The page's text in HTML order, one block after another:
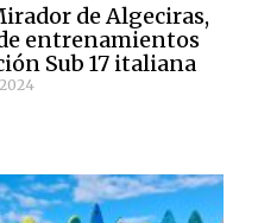
de Algeciras,
entrenamientos
Sub 17 italiana